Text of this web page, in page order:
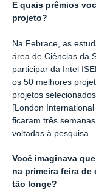
E quais prêmios
projeto?
Na Febrace, as
área de Ciências da
participar da Intel
os 50 melhores
projetos
[London
ficaram três
voltadas à pesquisa.
Você imaginava
na primeira feira
tão longe?